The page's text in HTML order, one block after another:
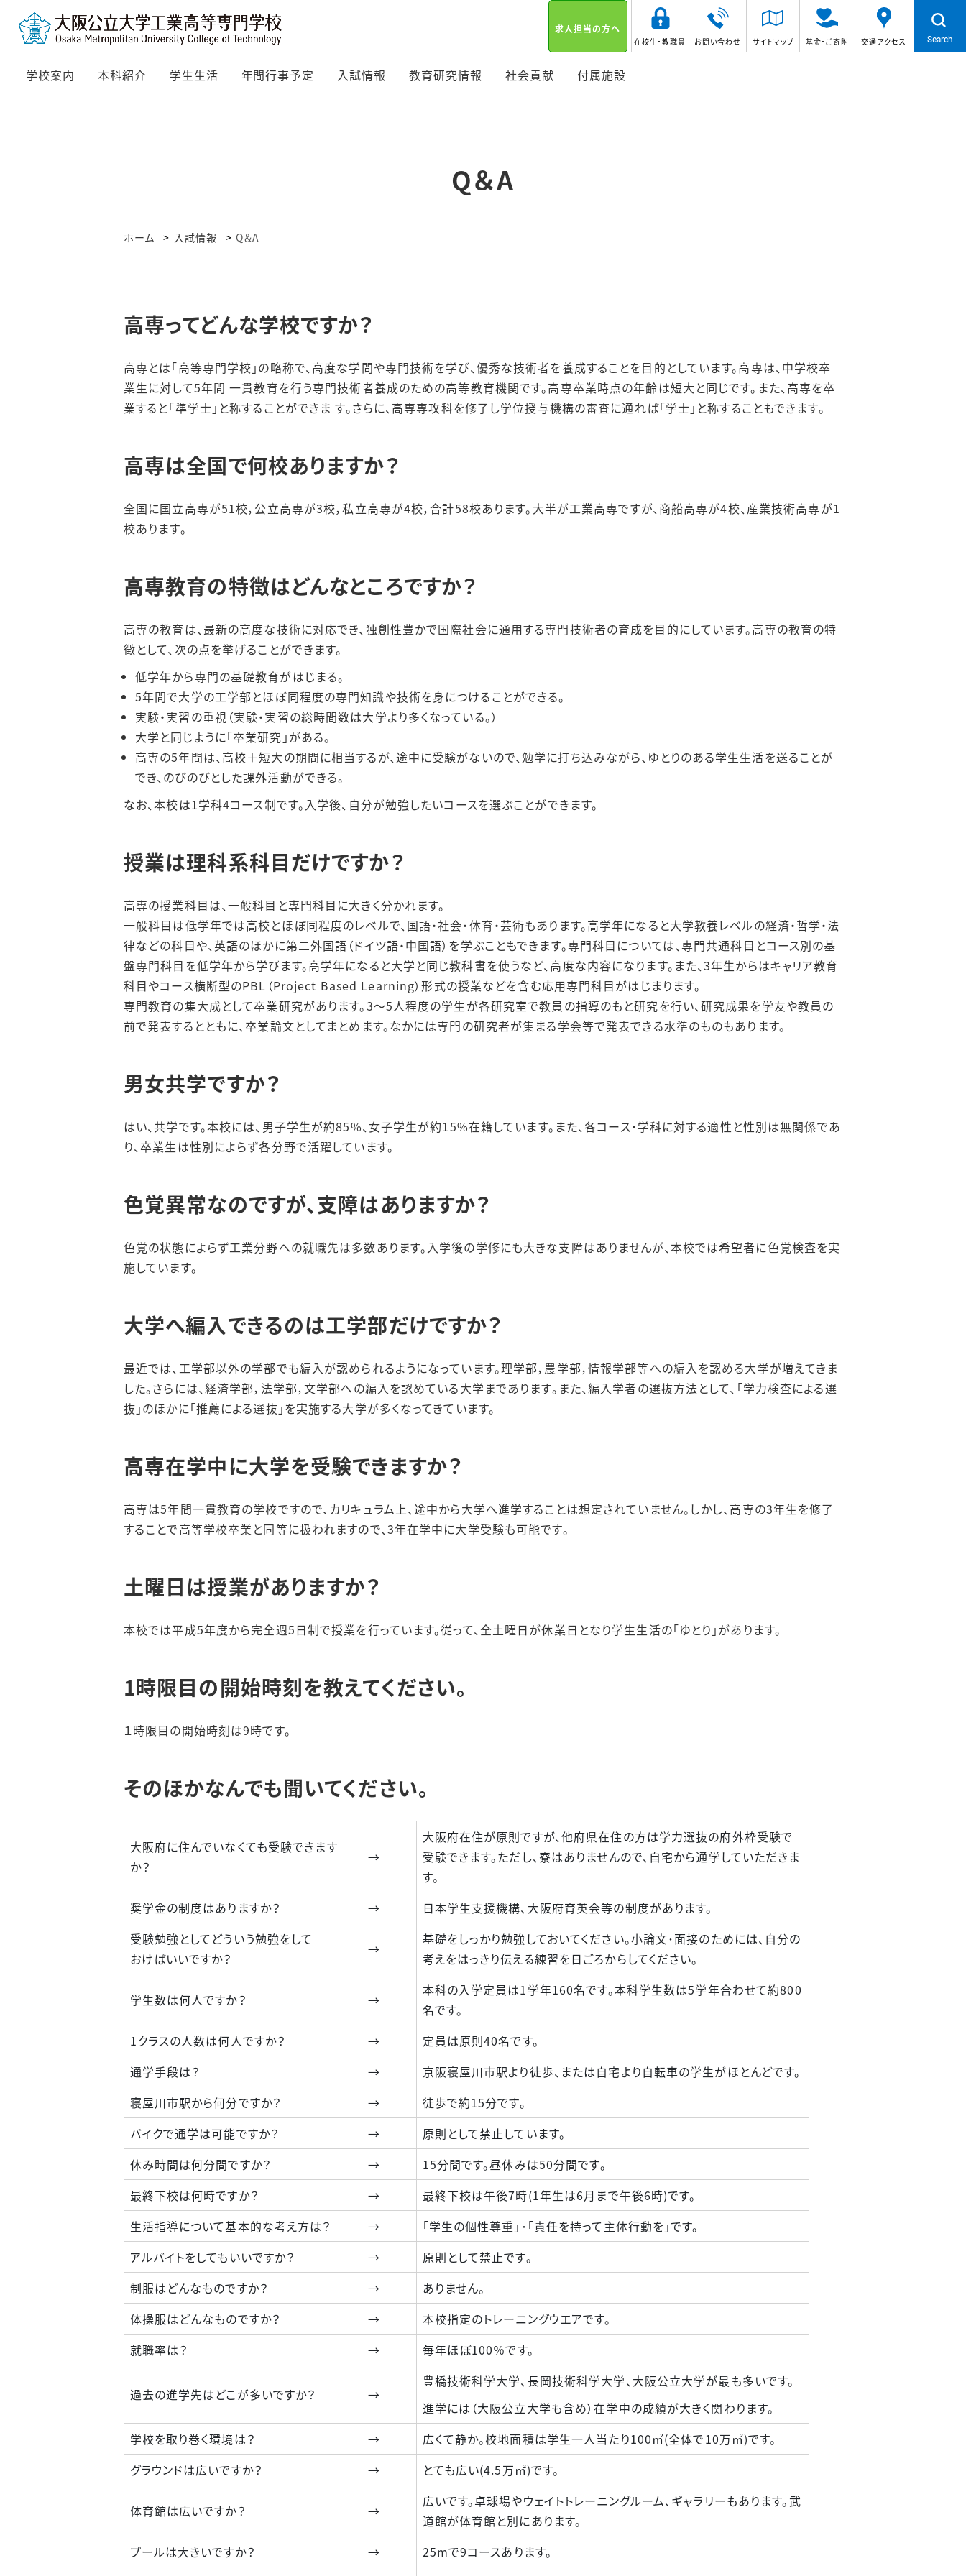
Search
学校案内 本科紹介 学生生活 年間行事予定 入試情報 教育研究情報 社会貢献 付属施設
在校生・教職員 お問い合わせ サイトマップ 基金・ご寄附 交通アクセス
求人担当の方へ
Q＆A
ホーム 入試情報 Q＆A
高専ってどんな学校ですか？
高専とは「高等専門学校」の略称で、高度な学問や専門技術を学び、優秀な技術者を養成することを目的としています。高専は、中学校卒
業生に対して5年間 一貫教育を行う専門技術者養成のための高等教育機関です。高専卒業時点の年齢は短大と同じです。また、高専を卒
業すると「準学士」と称することができま す。さらに、高専専攻科を修了し学位授与機構の審査に通れば「学士」と称することもできます。
高専は全国で何校ありますか？
全国に国立高専が51校，公立高専が3校，私立高専が4校，合計58校あります。大半が工業高専ですが、商船高専が4校、産業技術高専が1
校あります。
高専教育の特徴はどんなところですか？
高専の教育は、最新の高度な技術に対応でき、独創性豊かで国際社会に通用する専門技術者の育成を目的にしています。高専の教育の特
徴として、次の点を挙げることができます。
低学年から専門の基礎教育がはじまる。
5年間で大学の工学部とほぼ同程度の専門知識や技術を身につけることができる。
実験・実習の重視（実験・実習の総時間数は大学より多くなっている。）
大学と同じように「卒業研究」がある。
高専の5年間は、高校＋短大の期間に相当するが、途中に受験がないので、勉学に打ち込みながら、ゆとりのある学生生活を送ることが
でき、のびのびとした課外活動ができる。
なお、本校は1学科4コース制です。入学後、自分が勉強したいコースを選ぶことができます。
授業は理科系科目だけですか？
高専の授業科目は、一般科目と専門科目に大きく分かれます。
一般科目は低学年では高校とほぼ同程度のレベルで、国語・社会・体育・芸術もあります。高学年になると大学教養レベルの経済・哲学・法
律などの科目や、英語のほかに第二外国語（ドイツ語・中国語）を学ぶこともできます。専門科目については、専門共通科目とコース別の基
盤専門科目を低学年から学びます。高学年になると大学と同じ教科書を使うなど、高度な内容になります。また、3年生からはキャリア教育
科目やコース横断型のPBL（Project Based Learning）形式の授業などを含む応用専門科目がはじまります。
専門教育の集大成として卒業研究があります。3～5人程度の学生が各研究室で教員の指導のもと研究を行い、研究成果を学友や教員の
前で発表するとともに、卒業論文としてまとめます。なかには専門の研究者が集まる学会等で発表できる水準のものもあります。
男女共学ですか？
はい、共学です。本校には、男子学生が約85%、女子学生が約15%在籍しています。また、各コース・学科に対する適性と性別は無関係であ
り、卒業生は性別によらず各分野で活躍しています。
色覚異常なのですが、支障はありますか？
色覚の状態によらず工業分野への就職先は多数あります。入学後の学修にも大きな支障はありませんが、本校では希望者に色覚検査を実
施しています。
大学へ編入できるのは工学部だけですか？
最近では、工学部以外の学部でも編入が認められるようになっています。理学部，農学部，情報学部等への編入を認める大学が増えてきま
した。さらには、経済学部，法学部，文学部への編入を認めている大学まであります。また、編入学者の選抜方法として、「学力検査による選
抜」のほかに「推薦による選抜」を実施する大学が多くなってきています。
高専在学中に大学を受験できますか？
高専は5年間一貫教育の学校ですので、カリキュラム上、途中から大学へ進学することは想定されていません。しかし、高専の3年生を修了
することで高等学校卒業と同等に扱われますので、3年在学中に大学受験も可能です。
土曜日は授業がありますか？
本校では平成5年度から完全週5日制で授業を行っています。従って、全土曜日が休業日となり学生生活の「ゆとり」があります。
1時限目の開始時刻を教えてください。
１時限目の開始時刻は9時です。
そのほかなんでも聞いてください。
大阪府に住んでいなくても受験できます
か？
→
大阪府在住が原則ですが、他府県在住の方は学力選抜の府外枠受験で
受験できます。ただし、寮はありませんので、自宅から通学していただきま
す。
奨学金の制度はありますか？
→
日本学生支援機構、大阪府育英会等の制度があります。
受験勉強としてどういう勉強をして
おけばいいですか？
→
基礎をしっかり勉強しておいてください。小論文･面接のためには、自分の
考えをはっきり伝える練習を日ごろからしてください。
学生数は何人ですか？ →
本科の入学定員は1学年160名です。本科学生数は5学年合わせて約800
名です。
1クラスの人数は何人ですか？
→
定員は原則40名です。
通学手段は？
→
京阪寝屋川市駅より徒歩、または自宅より自転車の学生がほとんどです。
寝屋川市駅から何分ですか？
→
徒歩で約15分です。
バイクで通学は可能ですか？
→
原則として禁止しています。
休み時間は何分間ですか？
→
15分間です。昼休みは50分間です。
最終下校は何時ですか？
→
最終下校は午後7時(1年生は6月まで午後6時)です。
生活指導について基本的な考え方は？
→
「学生の個性尊重」･「責任を持って主体行動を」です。
アルバイトをしてもいいですか？
→
原則として禁止です。
制服はどんなものですか？
→
ありません。
体操服はどんなものですか？
→
本校指定のトレーニングウエアです。
就職率は？
→ 毎年ほぼ100％です。
過去の進学先はどこが多いですか？ →
豊橋技術科学大学、長岡技術科学大学、大阪公立大学が最も多いです。
進学には（大阪公立大学も含め）在学中の成績が大きく関わります。
学校を取り巻く環境は？
→
広くて静か。校地面積は学生一人当たり100㎡(全体で10万㎡)です。
グラウンドは広いですか？
→ とても広い(4.5万㎡)です。
体育館は広いですか？ →
広いです。卓球場やウェイトトレーニングルーム、ギャラリーもあります。武
道館が体育館と別にあります。
プールは大きいですか？
→
25mで9コースあります。